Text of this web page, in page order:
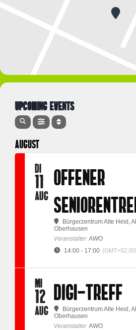
UPCOMING EVENTS
AUGUST
DI
11
AUG
OFFENER
Bürgerzentrum Alte Heid ,
Oberhausen
Veranstalter AWO
14:00 - 17:00
MI
12
AUG
DIGI-TREFF
Bürgerzentrum Alte Heid ,
Oberhausen
Veranstalter AWO